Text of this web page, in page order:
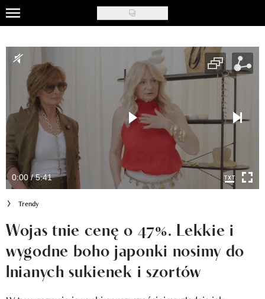
Skip
to
main
content
Moda
Ślub i wesele
Styl życia
Nasze akcje
Inspiracje
Newsy
Newsletter
0:00 / 5:41
Trendy
Wojas tnie cenę o 47%. Lekkie i
wygodne boho japonki nosimy do
lnianych sukienek i szortów